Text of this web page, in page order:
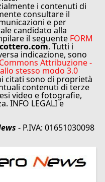
i contenuti di
consultare il
e per
candidato alla
il seguente FORM
. Tutti i
indicazione, sono
Attribuzione -
stesso modo 3.0
citati sono di proprietà
contenuti di terze
video e fotografie,
INFO LEGALI e
- P.IVA: 01651030098